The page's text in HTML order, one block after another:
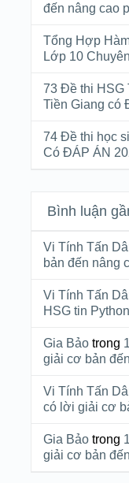
đến nâng cao
Tổng Hợp
Lớp 10
73 Đề thi HSG
Tiền Giang có
74 Đề thi học
Có ĐÁP ÁN
Bình luận
Vi Tính Tấn
bản đến nâng
Vi Tính Tấn
HSG tin
Gia Bảotrong
giải cơ bản
Vi Tính Tấn
có lời giải cơ
Gia Bảotrong
giải cơ bản